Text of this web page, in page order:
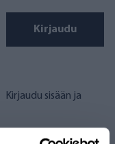
Kirjaudu
Kirjaudu sisään ja